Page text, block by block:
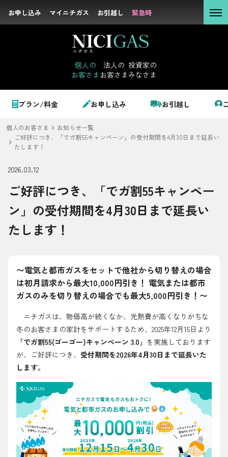
お申し込み マイニチガス お引越し 緊急時
個人の
お客さま
法人の
お客さま
投資家の
みなさま
プラン/料金 お申し込み お引越し
お申し込み マイニチガス お引越し 緊急時
個人のお客さま
LPガス＋でんき
でガ割のご案内
料金
シミュレーション
お申し込み一覧
都市ガス＋でんき
でガ割のご案内
料金
シミュレーション
お申し込み一覧
LPガス
ガス料金
シミュレーション
お客さま
ィ
企業情報
お問い合わせ先
よくある質問
個人のお客さま
お知らせ一覧
ご好評につき、「でガ割55キャンペーン」の受付期間を4月30日まで延長い
たします！
2026.03.12
ご好評につき、「でガ割55キャンペー
ン」の受付期間を4月30日まで延長い
たします！
〜電気と都市ガスをセットで他社から切り替えの場合
は初月請求から最大10,000円引き！ 電気または都市
ガスのみを切り替えの場合でも最大5,000円引き！〜
ニチガスは、物価高が続くなか、光熱費が高くなりがちな
冬のお客さまの家計をサポートするため、2025年12月15日より
「でガ割55(ゴーゴー)キャンペーン 3.0」 を実施しております
が、ご好評につき、 受付期間を2026年4月30日まで延長いた
します。